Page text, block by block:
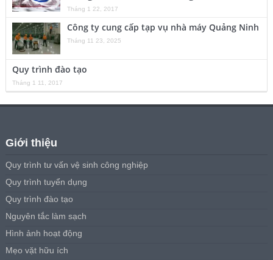
Tháng 1 22, 2017
Công ty cung cấp tạp vụ nhà máy Quảng Ninh
Tháng 11 23, 2025
Quy trình đào tạo
Tháng 1 11, 2017
Giới thiệu
Quy trình tư vấn vệ sinh công nghiệp
Quy trình tuyển dụng
Quy trình đào tạo
Nguyên tắc làm sạch
Hình ảnh hoạt động
Mẹo vặt hữu ích